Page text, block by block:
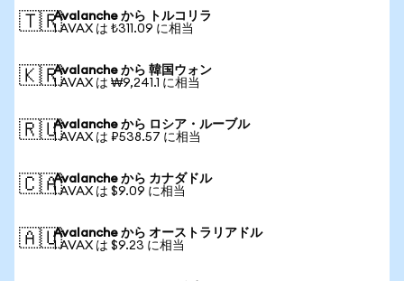
🇹🇷Avalanche から トルコリラ
1 AVAX は ₺311.09 に相当
🇰🇷Avalanche から 韓国ウォン
1 AVAX は ₩9,241.1 に相当
🇷🇺Avalanche から ロシア・ルーブル
1 AVAX は ₽538.57 に相当
🇨🇦Avalanche から カナダドル
1 AVAX は $9.09 に相当
🇦🇺Avalanche から オーストラリアドル
1 AVAX は $9.23 に相当